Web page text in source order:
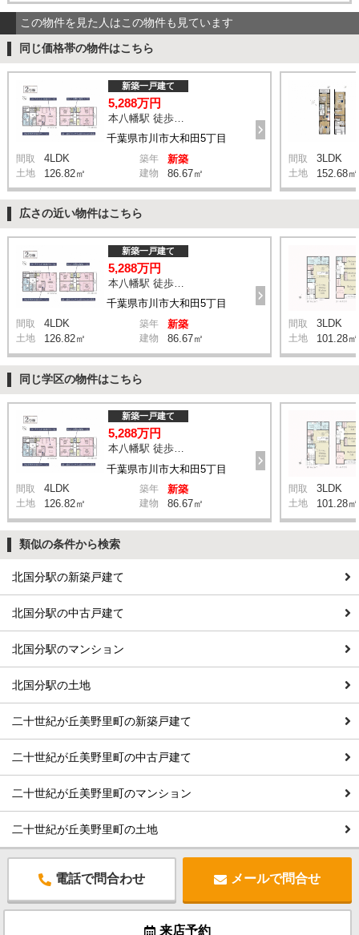
この物件を見た人はこの物件も見ています
同じ価格帯の物件はこちら
千葉県市川市大和田5丁目
新築一戸建て
5,288万円
間取 4LDK 築年 新築
土地 126.82㎡ 建物 86.67㎡
間取 3LDK
土地 152.68㎡
広さの近い物件はこちら
千葉県市川市大和田5丁目
新築一戸建て
5,288万円
本八幡駅 徒歩20分
間取 4LDK 築年 新築
土地 126.82㎡ 建物 86.67㎡
間取 3LDK
土地 101.28㎡
同じ学区の物件はこちら
千葉県市川市大和田5丁目
新築一戸建て
5,288万円
本八幡駅 徒歩20分
間取 4LDK 築年 新築
土地 126.82㎡ 建物 86.67㎡
間取 3LDK
土地 101.28㎡
類似の条件から検索
北国分駅の新築戸建て
北国分駅の中古戸建て
北国分駅のマンション
北国分駅の土地
二十世紀が丘美野里町の新築戸建て
二十世紀が丘美野里町の中古戸建て
二十世紀が丘美野里町のマンション
二十世紀が丘美野里町の土地
電話で問合わせ メールで問合せ
来店予約